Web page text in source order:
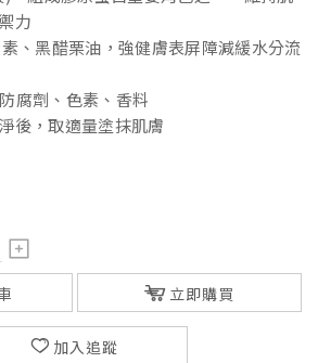
力
、黑醋栗油，強健膚表屏障減緩水分流
腐劑、色素、香料
後，取適量塗抹肌膚
立即購買
加入追蹤